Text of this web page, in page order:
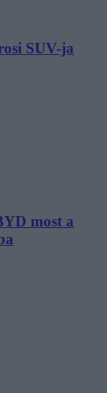
SUV-ja
most a